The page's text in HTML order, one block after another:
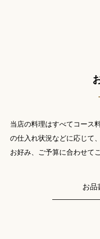
当店の料理はすべてコース
の仕入れ状況などに応じて、
お好み、ご予算に合わせて
お品